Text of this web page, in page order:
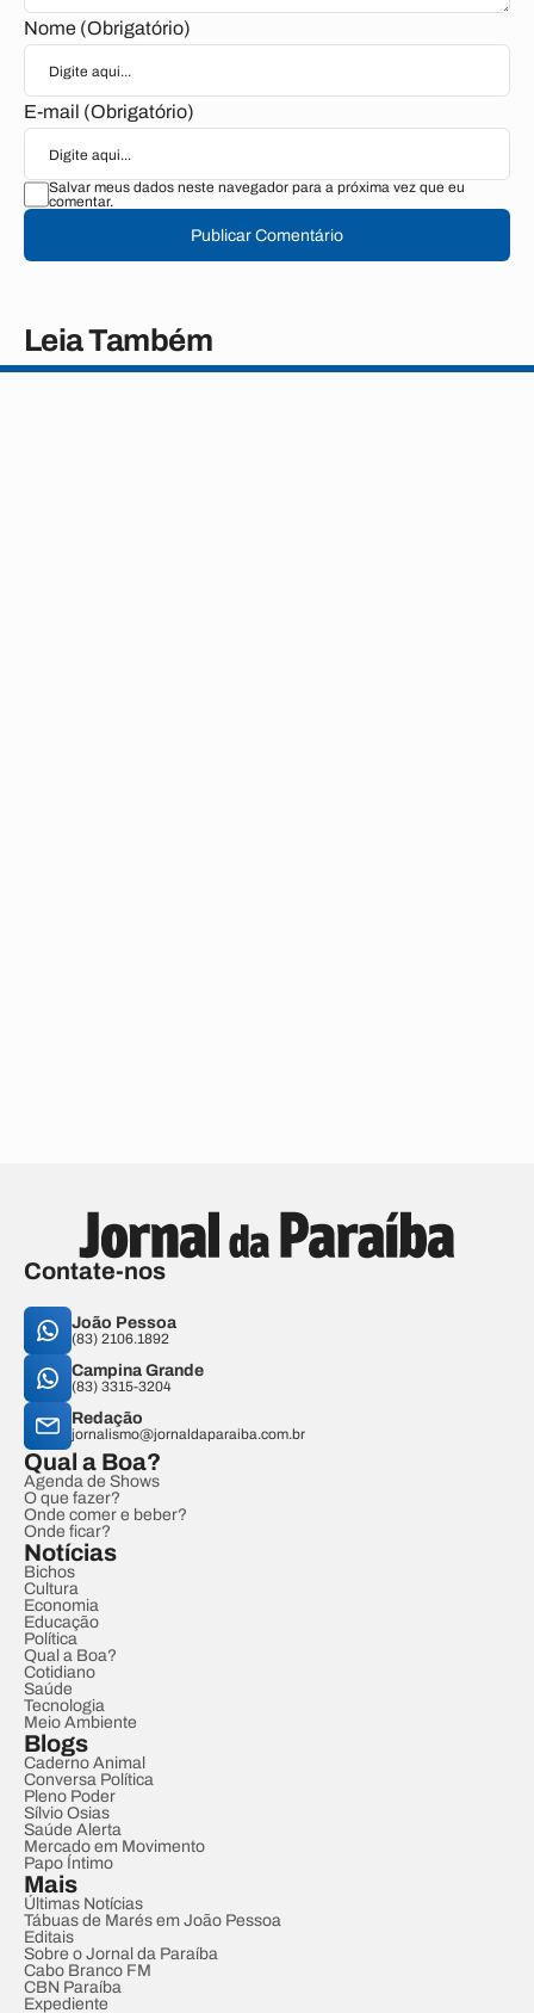
Nome (Obrigatório)
E-mail (Obrigatório)
Salvar meus dados neste navegador para a próxima vez que eu
comentar.
Publicar Comentário
Leia Também
Contate-nos
João Pessoa
(83) 2106.1892
Campina Grande
(83) 3315-3204
Redação
jornalismo@jornaldaparaiba.com.br
Qual a Boa?
Agenda de Shows
O que fazer?
Onde comer e beber?
Onde ficar?
Notícias
Bichos
Cultura
Economia
Educação
Política
Qual a Boa?
Cotidiano
Saúde
Tecnologia
Meio Ambiente
Blogs
Caderno Animal
Conversa Política
Pleno Poder
Sílvio Osias
Saúde Alerta
Mercado em Movimento
Papo Íntimo
Mais
Últimas Notícias
Tábuas de Marés em João Pessoa
Editais
Sobre o Jornal da Paraíba
Cabo Branco FM
CBN Paraíba
Expediente